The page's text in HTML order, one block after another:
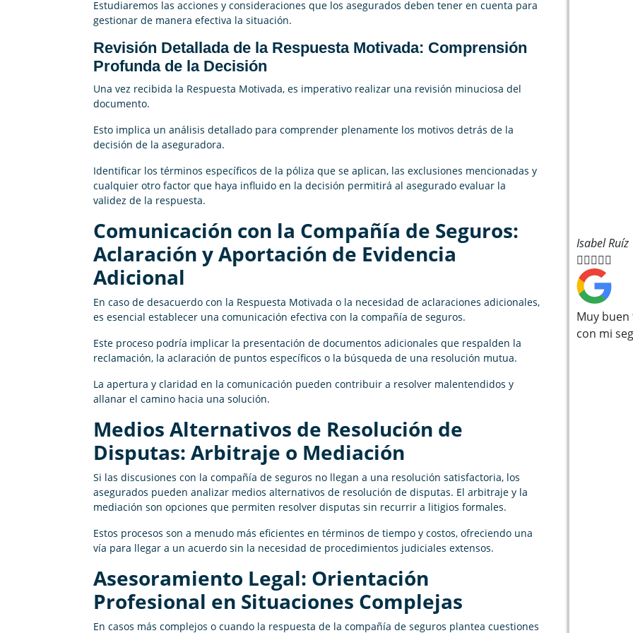
Estudiaremos las acciones y consideraciones que los asegurados deben tener en cuenta para
gestionar de manera efectiva la situación.
Revisión Detallada de la Respuesta Motivada: Comprensión
Profunda de la Decisión
Una vez recibida la Respuesta Motivada, es imperativo realizar una revisión minuciosa del
documento.
Esto implica un análisis detallado para comprender plenamente los motivos detrás de la
decisión de la aseguradora.
Identificar los términos específicos de la póliza que se aplican, las exclusiones mencionadas y
cualquier otro factor que haya influido en la decisión permitirá al asegurado evaluar la
validez de la respuesta.
Comunicación con la Compañía de Seguros:
Aclaración y Aportación de Evidencia
Adicional
En caso de desacuerdo con la Respuesta Motivada o la necesidad de aclaraciones adicionales,
es esencial establecer una comunicación efectiva con la compañía de seguros.
Este proceso podría implicar la presentación de documentos adicionales que respalden la
reclamación, la aclaración de puntos específicos o la búsqueda de una resolución mutua.
La apertura y claridad en la comunicación pueden contribuir a resolver malentendidos y
allanar el camino hacia una solución.
Medios Alternativos de Resolución de
Disputas: Arbitraje o Mediación
Si las discusiones con la compañía de seguros no llegan a una resolución satisfactoria, los
asegurados pueden analizar medios alternativos de resolución de disputas. El arbitraje y la
mediación son opciones que permiten resolver disputas sin recurrir a litigios formales.
Estos procesos son a menudo más eficientes en términos de tiempo y costos, ofreciendo una
vía para llegar a un acuerdo sin la necesidad de procedimientos judiciales extensos.
Asesoramiento Legal: Orientación
Profesional en Situaciones Complejas
En casos más complejos o cuando la respuesta de la compañía de seguros plantea cuestiones
Isabel Ruíz

Muy
con mi